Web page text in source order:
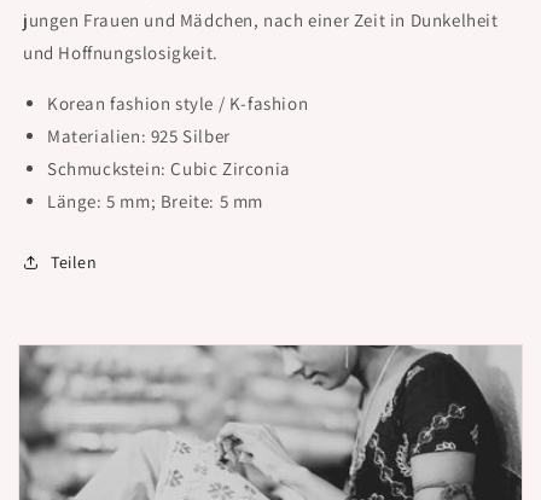
jungen Frauen und Mädchen, nach einer Zeit in Dunkelheit
und Hoffnungslosigkeit.
Korean fashion style / K-fashion
Materialien: 925 Silber
Schmuckstein: Cubic Zirconia
Länge: 5 mm; Breite: 5 mm
Teilen